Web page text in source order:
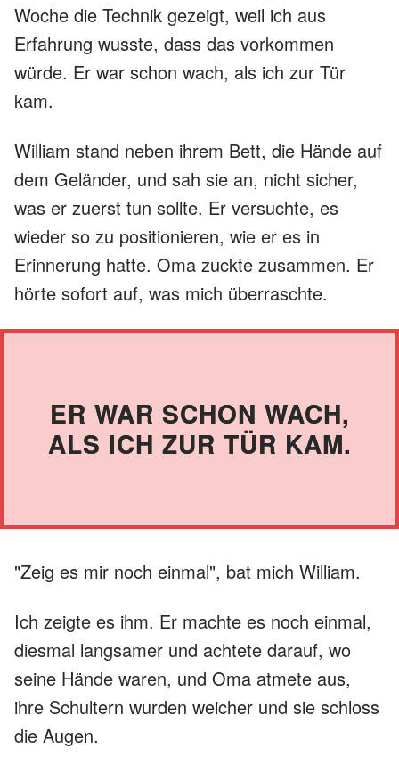
Woche die Technik gezeigt, weil ich aus
Erfahrung wusste, dass das vorkommen
würde. Er war schon wach, als ich zur Tür
kam.
William stand neben ihrem Bett, die Hände auf
dem Geländer, und sah sie an, nicht sicher,
was er zuerst tun sollte. Er versuchte, es
wieder so zu positionieren, wie er es in
Erinnerung hatte. Oma zuckte zusammen. Er
hörte sofort auf, was mich überraschte.
ER WAR SCHON WACH,
ALS ICH ZUR TÜR KAM.
"Zeig es mir noch einmal", bat mich William.
Ich zeigte es ihm. Er machte es noch einmal,
diesmal langsamer und achtete darauf, wo
seine Hände waren, und Oma atmete aus,
ihre Schultern wurden weicher und sie schloss
die Augen.